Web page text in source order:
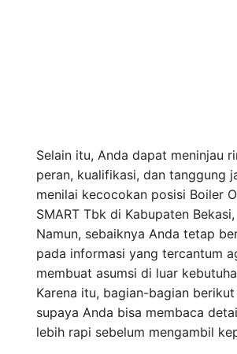
Selain itu, Anda dapat meninjau
peran, kualifikasi, dan tanggung
menilai kecocokan posisi Boiler
SMART Tbk di Kabupaten
Namun, sebaiknya Anda tetap
pada informasi yang tercantum
membuat asumsi di luar
Karena itu, bagian-bagian
supaya Anda bisa membaca
lebih rapi sebelum mengambil